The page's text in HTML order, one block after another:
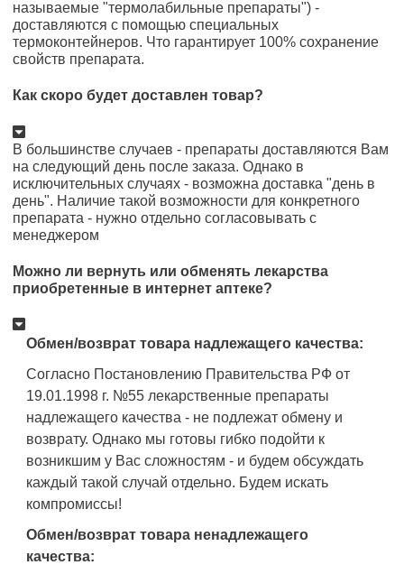
называемые "термолабильные препараты") -
доставляются с помощью специальных
термоконтейнеров. Что гарантирует 100% сохранение
свойств препарата.
Как скоро будет доставлен товар?
В большинстве случаев - препараты доставляются Вам
на следующий день после заказа. Однако в
исключительных случаях - возможна доставка "день в
день". Наличие такой возможности для конкретного
препарата - нужно отдельно согласовывать с
менеджером
Можно ли вернуть или обменять лекарства
приобретенные в интернет аптеке?
Обмен/возврат товара надлежащего качества:
Согласно Постановлению Правительства РФ от
19.01.1998 г. №55 лекарственные препараты
надлежащего качества - не подлежат обмену и
возврату. Однако мы готовы гибко подойти к
возникшим у Вас сложностям - и будем обсуждать
каждый такой случай отдельно. Будем искать
компромиссы!
Обмен/возврат товара ненадлежащего
качества: